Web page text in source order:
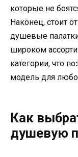
которые не
Наконец, стоит
душевые
широком
категории, что
модель для
Как
душевую